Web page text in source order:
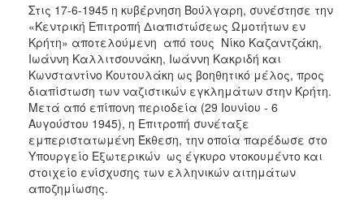
Στις 17-6-1945 η κυβέρνηση Βούλγαρη, συνέστησε την
«Κεντρική Επιτροπή Διαπιστώσεως Ωμοτήτων εν
Κρήτη» αποτελούμενη από τους Νίκο Καζαντζάκη,
Ιωάννη Καλλιτσουνάκη, Ιωάννη Κακριδή και
Κωνσταντίνο Κουτουλάκη ως βοηθητικό μέλος, προς
διαπίστωση των ναζιστικών εγκλημάτων στην Κρήτη.
Μετά από επίπονη περιοδεία (29 Ιουνίου - 6
Αυγούστου 1945), η Επιτροπή συνέταξε
εμπεριστατωμένη Έκθεση, την οποία παρέδωσε στο
Υπουργείο Εξωτερικών ως έγκυρο ντοκουμέντο και
στοιχείο ενίσχυσης των ελληνικών αιτημάτων
αποζημίωσης.